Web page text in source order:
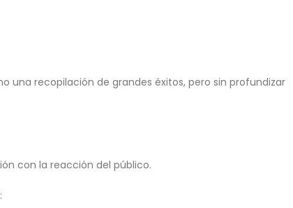
una recopilación de grandes éxitos, pero sin profundizar
con la reacción del público.